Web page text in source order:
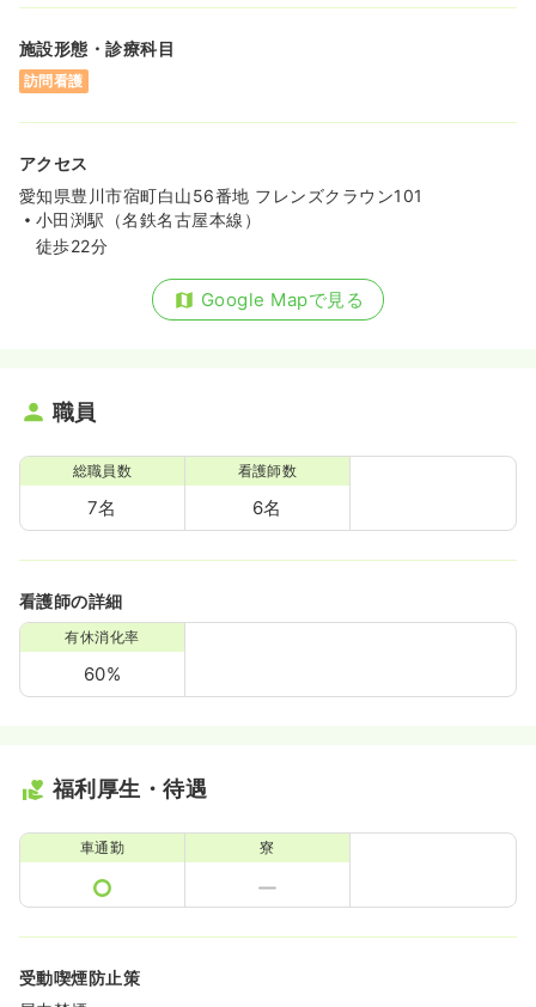
施設形態・診療科目
訪問看護
アクセス
愛知県豊川市宿町白山56番地 フレンズクラウン101
小田渕駅（名鉄名古屋本線）
徒歩22分
Google Mapで見る
職員
総職員数
7名
看護師数
6名
看護師の詳細
有休消化率
60%
福利厚生・待遇
車通勤 寮
受動喫煙防止策